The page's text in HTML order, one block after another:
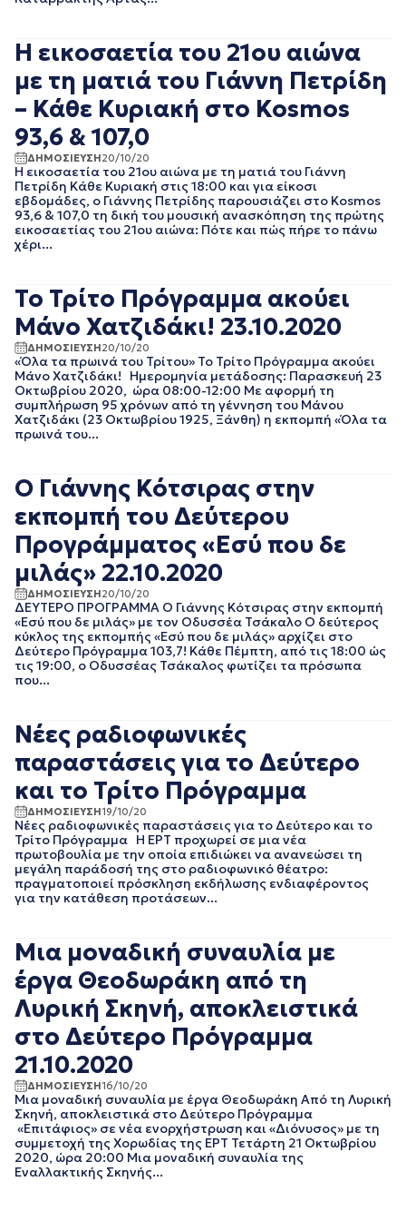
ΝΟΕΜΒΡΙΟΣ 2019
ΟΚΤΩΒΡΙΟΣ 2019
ΣΕΠΤΕΜΒΡΙΟΣ 2019
ΑΥΓΟΥΣΤΟΣ 2019
ΜΑΙΟΣ 2019
ΑΠΡΙΛΙΟΣ 2019
ΜΑΡΤΙΟΣ 2019
ΦΕΒΡΟΥΑΡΙΟΣ 2019
ΟΚΤΩΒΡΙΟΣ 2018
ΣΕΠΤΕΜΒΡΙΟΣ 2018
ΑΥΓΟΥΣΤΟΣ 2018
ΙΟΥΛΙΟΣ 2018
ΙΟΥΝΙΟΣ 2018
ΜΑΙΟΣ 2018
ΑΠΡΙΛΙΟΣ 2018
ΔΕΚΕΜΒΡΙΟΣ 2017
ΝΟΕΜΒΡΙΟΣ 2017
ΣΕΠΤΕΜΒΡΙΟΣ 2017
ΑΥΓΟΥΣΤΟΣ 2017
ΙΟΥΝΙΟΣ 2017
ΜΑΙΟΣ 2017
ΑΠΡΙΛΙΟΣ 2017
ΜΑΡΤΙΟΣ 2017
ΝΟΕΜΒΡΙΟΣ 2016
ΟΚΤΩΒΡΙΟΣ 2016
ΣΕΠΤΕΜΒΡΙΟΣ 2016
ΑΥΓΟΥΣΤΟΣ 2016
ΙΟΥΝΙΟΣ 2016
Η εικοσαετία του 21ου αιώνα
με τη ματιά του Γιάννη Πετρίδη
– Κάθε Κυριακή στο Kosmos
93,6 & 107,0
ΔΗΜΟΣΙΕΥΣΗ20/10/20
Η εικοσαετία του 21ου αιώνα με τη ματιά του Γιάννη
Πετρίδη Κάθε Κυριακή στις 18:00 και για είκοσι
εβδομάδες, ο Γιάννης Πετρίδης παρουσιάζει στο Kosmos
93,6 & 107,0 τη δική του μουσική ανασκόπηση της πρώτης
εικοσαετίας του 21ου αιώνα: Πότε και πώς πήρε το πάνω
χέρι...
Το Τρίτο Πρόγραμμα ακούει
Μάνο Χατζιδάκι! 23.10.2020
ΔΗΜΟΣΙΕΥΣΗ20/10/20
«Όλα τα πρωινά του Τρίτου» Το Τρίτο Πρόγραμμα ακούει
Μάνο Χατζιδάκι! Ημερομηνία μετάδοσης: Παρασκευή 23
Οκτωβρίου 2020, ώρα 08:00-12:00 Με αφορμή τη
συμπλήρωση 95 χρόνων από τη γέννηση του Μάνου
Χατζιδάκι (23 Οκτωβρίου 1925, Ξάνθη) η εκπομπή «Όλα τα
πρωινά του...
Ο Γιάννης Κότσιρας στην
εκπομπή του Δεύτερου
Προγράμματος «Εσύ που δε
μιλάς» 22.10.2020
ΔΗΜΟΣΙΕΥΣΗ20/10/20
ΔΕΥΤΕΡΟ ΠΡΟΓΡΑΜΜΑ Ο Γιάννης Κότσιρας στην εκπομπή
«Εσύ που δε μιλάς» με τον Οδυσσέα Τσάκαλο Ο δεύτερος
κύκλος της εκπομπής «Εσύ που δε μιλάς» αρχίζει στο
Δεύτερο Πρόγραμμα 103,7! Κάθε Πέμπτη, από τις 18:00 ώς
τις 19:00, ο Οδυσσέας Τσάκαλος φωτίζει τα πρόσωπα
που...
Νέες ραδιοφωνικές
παραστάσεις για το Δεύτερο
και το Τρίτο Πρόγραμμα
ΔΗΜΟΣΙΕΥΣΗ19/10/20
Νέες ραδιοφωνικές παραστάσεις για το Δεύτερο και το
Τρίτο Πρόγραμμα Η ΕΡΤ προχωρεί σε μια νέα
πρωτοβουλία με την οποία επιδιώκει να ανανεώσει τη
μεγάλη παράδοσή της στο ραδιοφωνικό θέατρο:
πραγματοποιεί πρόσκληση εκδήλωσης ενδιαφέροντος
για την κατάθεση προτάσεων...
Μια μοναδική συναυλία με
έργα Θεοδωράκη από τη
Λυρική Σκηνή, αποκλειστικά
στο Δεύτερο Πρόγραμμα
21.10.2020
ΔΗΜΟΣΙΕΥΣΗ16/10/20
Μια μοναδική συναυλία με έργα Θεοδωράκη Από τη Λυρική
Σκηνή, αποκλειστικά στο Δεύτερο Πρόγραμμα
«Επιτάφιος» σε νέα ενορχήστρωση και «Διόνυσος» με τη
συμμετοχή της Χορωδίας της ΕΡΤ Τετάρτη 21 Οκτωβρίου
2020, ώρα 20:00 Μια μοναδική συναυλία της
Εναλλακτικής Σκηνής...